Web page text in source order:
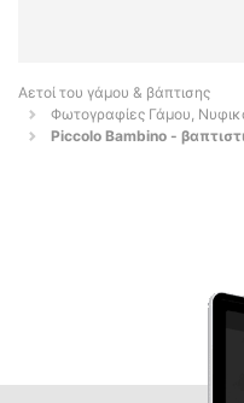
Αετοί του γάμου & βάπτισης
Φωτογραφίες Γάμου,
Piccolo Bambino -